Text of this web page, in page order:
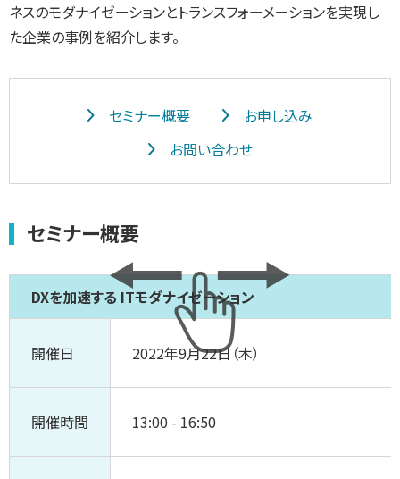
ネスのモダナイゼーションとトランスフォーメーションを実現し
た企業の事例を紹介します。
セミナー概要
お申し込み
お問い合わせ
セミナー概要
DXを加速する ITモダナイゼーション
開催日 2022年9月22日（木）
開催時間 13:00 - 16:50